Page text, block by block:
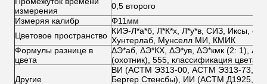
измерения
0,5 второго
Измеряя калибр
Φ11мм
Цветовое пространство КИЭ-Л*а*б, Л*К*х, Л*у*в, СИЗ, Иксы,
Хунтерлаб, Мунселл МИ, КМИК
Формулы разнице в
цвета
ΔЭ*аб, ΔЭ*КХ, ΔЭ*ув, ΔЭ*кмк (2: 1),
(охотник), 555, классификация цвета
Другие
ВИ (АСТМ Э313-00, АСТМ Э313-73,
Бергер Стенсбы), ИИ (АСТМ Д1925,